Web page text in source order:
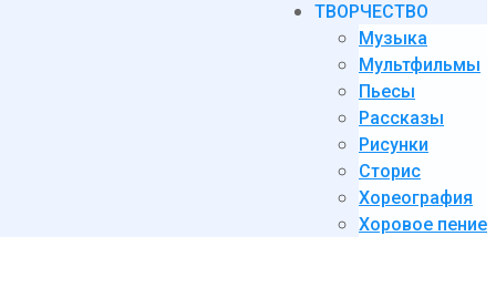
ТВОРЧЕСТВО
Музыка
Мультфильмы
Пьесы
Рассказы
Рисунки
Сторис
Хореография
Хоровое пение